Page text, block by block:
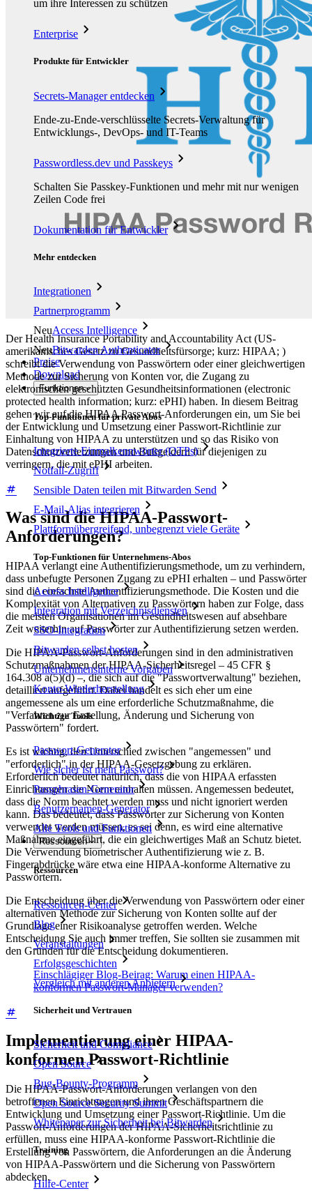
um ihre Interessen zu schützen
Enterprise
Produkte für Entwickler
Secrets-Manager entdecken
Ende-zu-Ende-verschlüsselte Secrets-Verwaltung für
Entwicklungs-, DevOps- und IT-Teams
Passwordless.dev und Passkeys
Schalten Sie Passkey-Funktionen und mehr mit nur wenigen
Zeilen Code frei
Dokumentation für Entwickler
Mehr entdecken
Integrationen
Partnerprogramm
NeuAccess Intelligence
NeuBitwarden Authenticator
Preise
Download
Funktionen
Top-Funktionen für private Abos
Integrierte Einmalkennwörter (OTPs)
Notfall-Zugriff
Sensible Daten teilen mit Bitwarden Send
E-Mail-Alias integrieren
Plattformübergreifend, unbegrenzt viele Geräte
Top-Funktionen für Unternehmens-Abos
Access Intelligence
Integration mit Verzeichnisdiensten
SSO-Integration
Bitwarden selbst hosten
Unternehmensinterne Vorgaben
Konto-Wiederherstellung
Wichtige Tools
Passwort-Generator
Wie sicher ist mein Passwort?
Passphrasen-Generator
Benutzernamen-Generator
Alle Tools und Funktionen
Ressourcen
Ressourcen
Ressourcen-Center
Blog
Veranstaltungen
Erfolgsgeschichten
Vergleich mit anderen Anbietern
Sicherheit und Vertrauen
Sicherheit und Compliance
Open Source
Bug-Bounty-Programm
Open Source Security Summit
Whitepaper zur Sicherheit bei Bitwarden
Training
Hilfe-Center
Der Health Insurance Portability and Accountability Act (US-
amerikanisches Gesetz zu Gesundheitsfürsorge; kurz: HIPAA; )
schreibt die Verwendung von Passwörtern oder einer gleichwertigen
Methode zur Sicherung von Konten vor, die Zugang zu
elektronischen geschützten Gesundheitsinformationen (electronic
protected health information; kurz: ePHI) haben. In diesem Beitrag
gehen wir auf die HIPAA Passwort-Anforderungen ein, um Sie bei
der Entwicklung und Umsetzung einer Passwort-Richtlinie zur
Einhaltung von HIPAA zu unterstützen und so das Risiko von
Datenschutzverletzungen und Bußgeldern für diejenigen zu
verringern, die mit ePHI arbeiten.
Was sind die HIPAA-Passwort-
Anforderungen?
HIPAA verlangt eine Authentifizierungsmethode, um zu verhindern,
dass unbefugte Personen Zugang zu ePHI erhalten – und Passwörter
sind die einfachste Authentifizierungsmethode. Die Kosten und die
Komplexität von Alternativen zu Passwörtern haben zur Folge, dass
die meisten Organisationen im Gesundheitswesen auf absehbare
Zeit weiterhin auf Passwörter zur Authentifizierung setzen werden.
Die HIPAA-Passwort-Anforderungen sind in den administrativen
Schutzmaßnahmen der HIPAA-Sicherheitsregel – 45 CFR §
164.308 a(5)(d) –, die sich auf die "Passwortverwaltung" beziehen,
detailliert aufgeführt. Dabei handelt es sich eher um eine
angemessene als um eine erforderliche Schutzmaßnahme, die
"Verfahren zur Erstellung, Änderung und Sicherung von
Passwörtern" fordert.
Es ist wichtig, den Unterschied zwischen "angemessen" und
"erforderlich" in der HIPAA-Gesetzgebung zu erklären.
Erforderlich bedeutet natürlich, dass die von HIPAA erfassten
Einrichtungen die Norm einhalten müssen. Angemessen bedeutet,
dass die Norm beachtet werden muss und nicht ignoriert werden
kann. Das bedeutet, dass Passwörter zur Sicherung von Konten
verwendet werden müssen, es sei denn, es wird eine alternative
Maßnahme eingeführt, die ein gleichwertiges Maß an Schutz bietet.
Die Verwendung biometrischer Authentifizierung wie z. B.
Fingerabdrücke wäre etwa eine HIPAA-konforme Alternative zu
Passwörtern.
Die Entscheidung über die Verwendung von Passwörtern oder einer
alternativen Methode zur Sicherung von Konten sollte auf der
Grundlage einer Risikoanalyse getroffen werden. Welche
Entscheidung Sie auch immer treffen, Sie sollten sie zusammen mit
den Gründen für die Entscheidung dokumentieren.
Einschlägiger Blog-Beirag: Warum einen HIPAA-
konformen Passwort-Manager verwenden?
Implementierung einer HIPAA-
konformen Passwort-Richtlinie
Die HIPAA-Passwort-Anforderungen verlangen von den
betroffenen Einrichtungen und ihren Geschäftspartnern die
Entwicklung und Umsetzung einer Passwort-Richtlinie. Um die
Passwort-Anforderungen der HIPAA-Sicherheitsrichtlinie zu
erfüllen, muss eine HIPAA-konforme Passwort-Richtlinie die
Erstellung von Passwörtern, die Anforderungen an die Änderung
von HIPAA-Passwörtern und die Sicherung von Passwörtern
abdecken.